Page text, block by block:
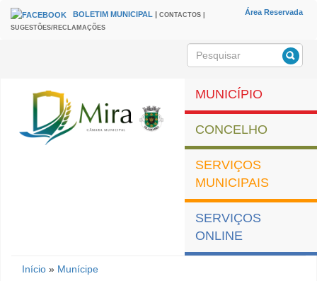
Passar para o conteúdo principal
HEADER
BOLETIM MUNICIPAL | CONTACTOS |
SUGESTÕES/RECLAMAÇÕES
secundário
Área Reservada
Formulário de
pesquisa
Pesquisar
MUNICÍPIO
CONCELHO
SERVIÇOS
MUNICIPAIS
SERVIÇOS
ONLINE
Início » Munícipe